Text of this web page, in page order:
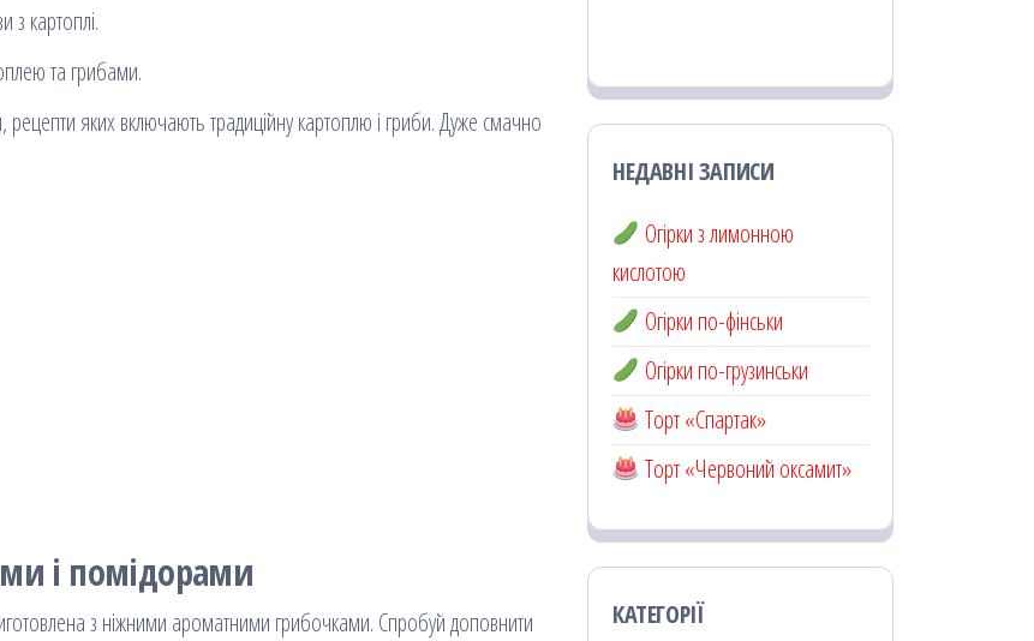
з картоплі.
та грибами.
рецепти яких включають традиційну картоплю і гриби. Дуже смачно
і помідорами
з ніжними ароматними грибочками. Спробуй доповнити
НЕДАВНІ ЗАПИСИ
Огірки з лимонною
кислотою
Огірки по-фінськи
Огірки по-грузинськи
Торт «Спартак»
Торт «Червоний оксамит»
КАТЕГОРІЇ